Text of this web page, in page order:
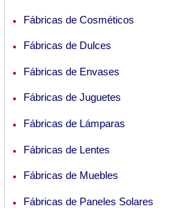
Fábricas de Cosméticos
Fábricas de Dulces
Fábricas de Envases
Fábricas de Juguetes
Fábricas de Lámparas
Fábricas de Lentes
Fábricas de Muebles
Fábricas de Paneles Solares